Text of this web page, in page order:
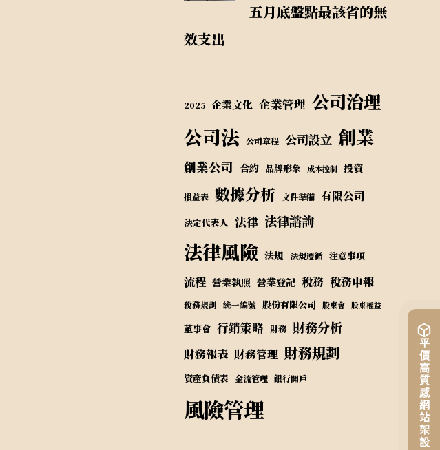
平價高質感網站架設
五月底盤點最該省的無
效支出
2025 企業文化 企業管理 公司治理
公司法 公司章程 公司設立 創業
創業公司 合約 品牌形象 成本控制 投資
損益表 數據分析 文件準備 有限公司
法定代表人 法律 法律諮詢
法律風險 法規 法規遵循 注意事項
流程 營業執照 營業登記 稅務 稅務申報
稅務規劃 統一編號 股份有限公司 股東會 股東權益
董事會 行銷策略 財務 財務分析
財務報表 財務管理 財務規劃
資產負債表 金流管理 銀行開戶
風險管理